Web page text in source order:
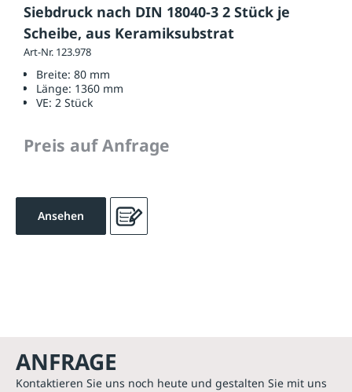
Siebdruck nach DIN 18040-3 2 Stück je
Scheibe, aus Keramiksubstrat
Art-Nr. 123.978
Breite: 80 mm
Länge: 1360 mm
VE: 2 Stück
Preis auf Anfrage
Ansehen
ANFRAGE
Kontaktieren Sie uns noch heute und gestalten Sie mit uns